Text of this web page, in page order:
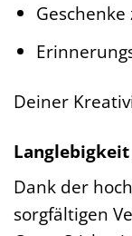
Deiner
Dank der
sorgfältigen